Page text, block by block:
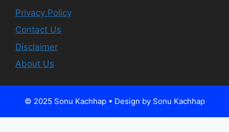
Privacy Policy
Contact Us
Disclaimer
About Us
© 2025 Sonu Kachhap • Design by Sonu Kachhap